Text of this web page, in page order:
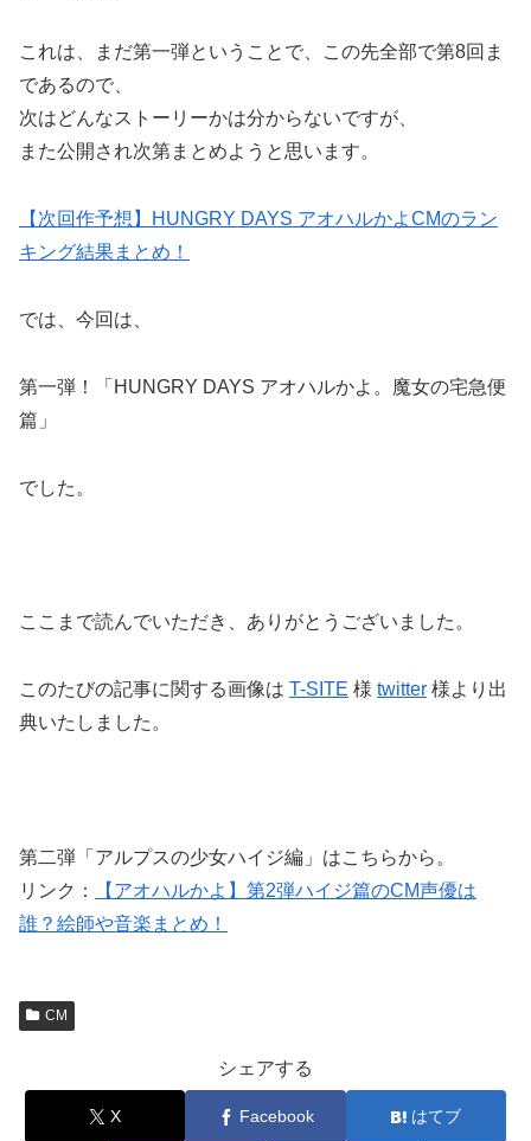
これは、まだ第一弾ということで、この先全部で第8回ま
であるので、
次はどんなストーリーかは分からないですが、
また公開され次第まとめようと思います。
【次回作予想】HUNGRY DAYS アオハルかよCMのラン
キング結果まとめ！
では、今回は、
第一弾！「HUNGRY DAYS アオハルかよ。魔女の宅急便
篇」
でした。
ここまで読んでいただき、ありがとうございました。
このたびの記事に関する画像は T-SITE 様 twitter 様より出
典いたしました。
第二弾「アルプスの少女ハイジ編」はこちらから。
リンク：
【アオハルかよ】第2弾ハイジ篇のCM声優は
誰？絵師や音楽まとめ！
CM
シェアする
X Facebook はてブ